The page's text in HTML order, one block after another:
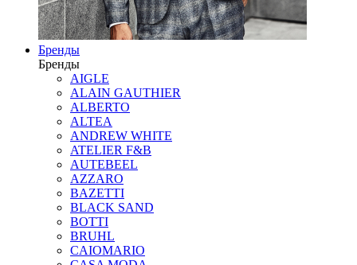
Бренды
Бренды
AIGLE
ALAIN GAUTHIER
ALBERTO
ALTEA
ANDREW WHITE
ATELIER F&B
AUTEBEEL
AZZARO
BAZETTI
BLACK SAND
BOTTI
BRUHL
CAIOMARIO